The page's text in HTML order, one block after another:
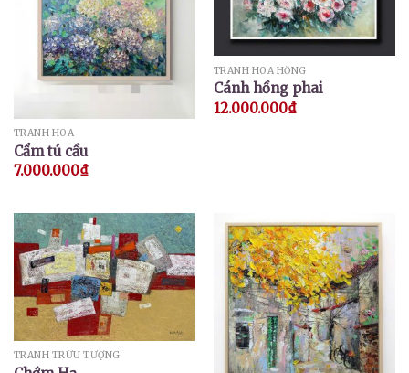
TRANH HOA
Cẩm tú cầu
7.000.000₫
TRANH HOA HỒNG
Cánh hồng phai
12.000.000₫
TRANH TRỪU TƯỢNG